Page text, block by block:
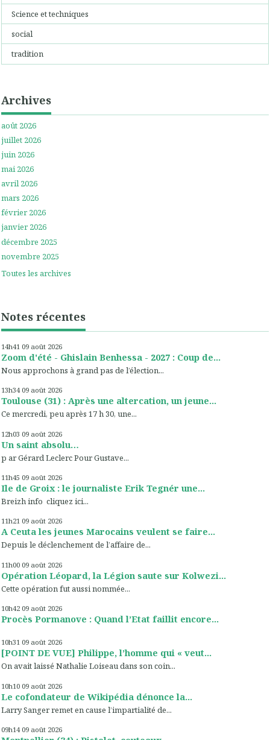
Science et techniques
social
tradition
Archives
août 2026
juillet 2026
juin 2026
mai 2026
avril 2026
mars 2026
février 2026
janvier 2026
décembre 2025
novembre 2025
Toutes les archives
Notes récentes
14h41 09 août 2026
Zoom d'été - Ghislain Benhessa - 2027 : Coup de...
Nous approchons à grand pas de l’élection...
13h34 09 août 2026
Toulouse (31) : Après une altercation, un jeune...
Ce mercredi, peu après 17 h 30, une...
12h03 09 août 2026
Un saint absolu…
p ar Gérard Leclerc Pour Gustave...
11h45 09 août 2026
Ile de Groix : le journaliste Erik Tegnér une...
Breizh info cliquez ici...
11h21 09 août 2026
A Ceuta les jeunes Marocains veulent se faire...
Depuis le déclenchement de l’affaire de...
11h00 09 août 2026
Opération Léopard, la Légion saute sur Kolwezi...
Cette opération fut aussi nommée...
10h42 09 août 2026
Procès Pormanove : Quand l’Etat faillit encore...
10h31 09 août 2026
[POINT DE VUE] Philippe, l’homme qui « veut...
On avait laissé Nathalie Loiseau dans son coin...
10h10 09 août 2026
Le cofondateur de Wikipédia dénonce la...
Larry Sanger remet en cause l’impartialité de...
09h14 09 août 2026